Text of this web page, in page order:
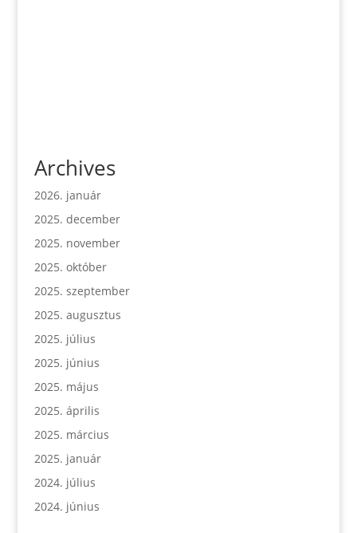
Archives
2026. január
2025. december
2025. november
2025. október
2025. szeptember
2025. augusztus
2025. július
2025. június
2025. május
2025. április
2025. március
2025. január
2024. július
2024. június